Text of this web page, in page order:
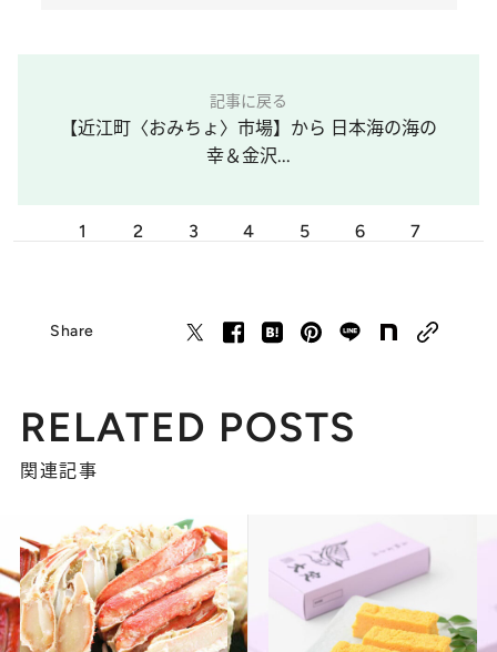
記事に戻る
【近江町〈おみちょ〉市場】から 日本海の海の
幸＆金沢...
1 2 3 4 5 6 7
Share
RELATED POSTS
関連記事